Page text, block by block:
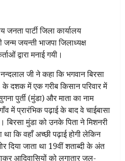
पार्टी जिला कार्यालय
जयन्ती भाजपा जिलाध्यक्ष
द्वारा मनाई गयी।
जी ने कहा कि भगवान बिरसा
दशक में एक गरीब किसान परिवार में
पुर्ती (मुंडा) और माता का नाम
में प्रारंभिक पढ़ाई के बाद वे चाईबासा
बिरसा मुंडा को उनके पिता ने मिशनरी
कि वहाँ अच्छी पढ़ाई होगी लेकिन
दिया जाता था 19वीं शताब्दी के अंत
आदिवासियों को लगातार जल-